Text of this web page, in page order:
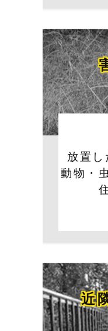
放置
動物・
近